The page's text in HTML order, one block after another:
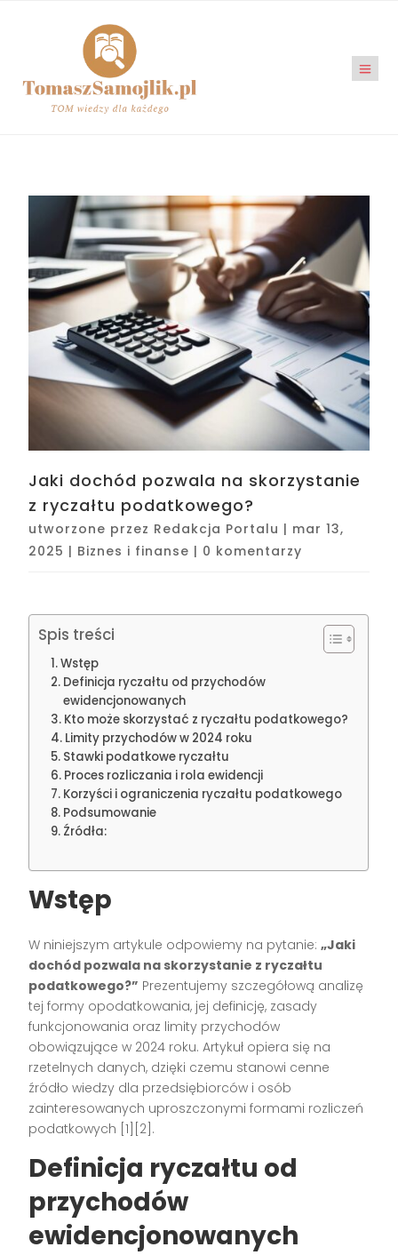
Jaki dochód pozwala na skorzystanie
z ryczałtu podatkowego?
utworzone przez Redakcja Portalu | mar 13,
2025 | Biznes i finanse | 0 komentarzy
Spis treści
Wstęp
Definicja ryczałtu od przychodów
ewidencjonowanych
Kto może skorzystać z ryczałtu podatkowego?
Limity przychodów w 2024 roku
Stawki podatkowe ryczałtu
Proces rozliczania i rola ewidencji
Korzyści i ograniczenia ryczałtu podatkowego
Podsumowanie
Źródła:
Wstęp
W niniejszym artykule odpowiemy na pytanie:„Jaki
dochód pozwala na skorzystanie z ryczałtu
podatkowego?” Prezentujemy szczegółową analizę
tej formy opodatkowania, jej definicję, zasady
funkcjonowania oraz limity przychodów
obowiązujące w 2024 roku. Artykuł opiera się na
rzetelnych danych, dzięki czemu stanowi cenne
źródło wiedzy dla przedsiębiorców i osób
zainteresowanych uproszczonymi formami rozliczeń
podatkowych [1][2].
Definicja ryczałtu od
przychodów
ewidencjonowanych